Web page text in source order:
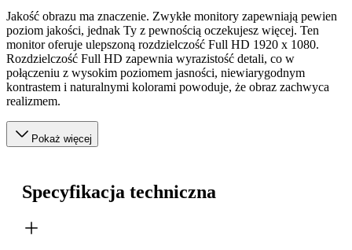
Jakość obrazu ma znaczenie. Zwykłe monitory zapewniają pewien
poziom jakości, jednak Ty z pewnością oczekujesz więcej. Ten
monitor oferuje ulepszoną rozdzielczość Full HD 1920 x 1080.
Rozdzielczość Full HD zapewnia wyrazistość detali, co w
połączeniu z wysokim poziomem jasności, niewiarygodnym
kontrastem i naturalnymi kolorami powoduje, że obraz zachwyca
realizmem.
Pokaż więcej
Specyfikacja techniczna